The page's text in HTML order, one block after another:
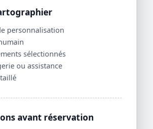
personnalisation
sélectionnés
ou assistance
avant réservation